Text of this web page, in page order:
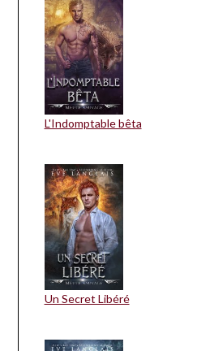
L'Indomptable bêta
Un Secret Libéré